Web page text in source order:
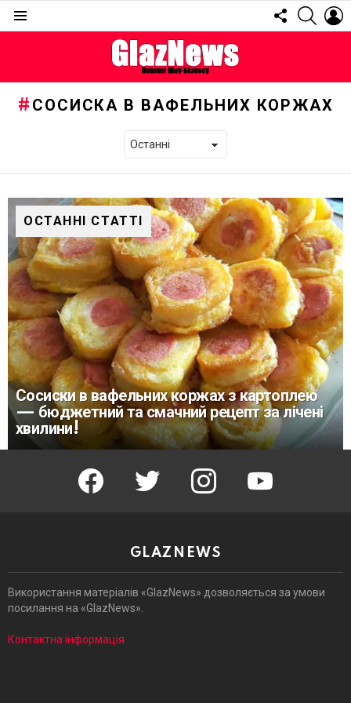
FOLLOW
US
СОСИСКА В ВАФЕЛЬНИХ КОРЖАХ
ОСТАННІ СТАТТІ
Сосиски в вафельних коржах з картоплею
— бюджетний та смачний рецепт за лічені
хвилини!
facebook twitter instagram youtube
GLAZNEWS
Використання матеріалів «GlazNews» дозволяється за умови
посилання на «GlazNews».
Контактна інформація